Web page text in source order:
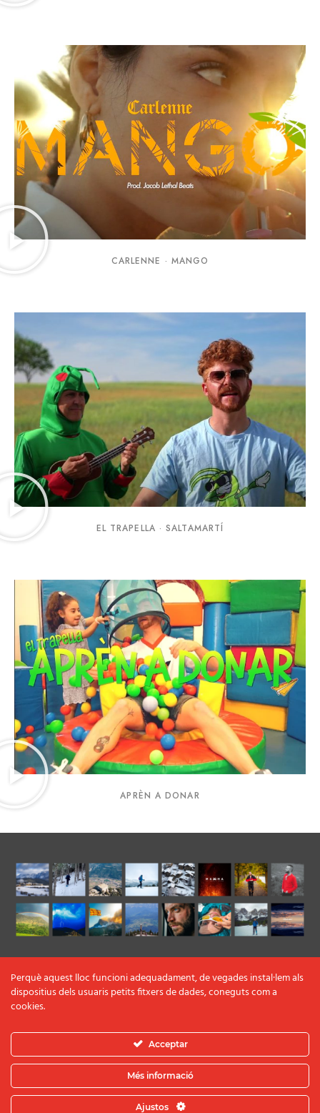
CARLENNE · MANGO
EL TRAPELLA · SALTAMARTÍ
APRÈN A DONAR
© 2022 OBISUALMEDIA |AVÍS LEGAL I POLÍTICA
COOKIES|
Perquè aquest lloc funcioni adequadament, de vegades instal·lem als
dispositius dels usuaris petits fitxers de dades, coneguts com a
cookies.
Acceptar
Més informació
Ajustos